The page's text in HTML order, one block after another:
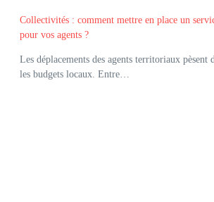
Collectivités : comment mettre en place un
pour vos agents ?
Les déplacements des agents territoriaux pèsent
les budgets locaux. Entre…